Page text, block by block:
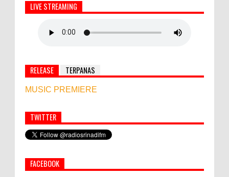
LIVE STREAMING
RELEASE TERPANAS
MUSIC PREMIERE
Simbol Persahabatan, RI Bangun Islamic Centre di
Afghanistan
PEMKAB KLUNGKUNG GELAR PASAR
TWITTER
FACEBOOK